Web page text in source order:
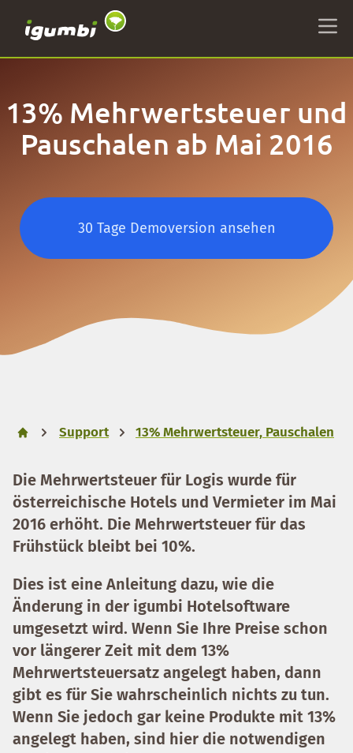
13% Mehrwertsteuer und
Pauschalen ab Mai 2016
30 Tage Demoversion ansehen
Support 13% Mehrwertsteuer, Pauschalen
Die Mehrwertsteuer für Logis wurde für
österreichische Hotels und Vermieter im Mai
2016 erhöht. Die Mehrwertsteuer für das
Frühstück bleibt bei 10%.
Dies ist eine Anleitung dazu, wie die
Änderung in der igumbi Hotelsoftware
umgesetzt wird. Wenn Sie Ihre Preise schon
vor längerer Zeit mit dem 13%
Mehrwertsteuersatz angelegt haben, dann
gibt es für Sie wahrscheinlich nichts zu tun.
Wenn Sie jedoch gar keine Produkte mit 13%
angelegt haben, sind hier die notwendigen